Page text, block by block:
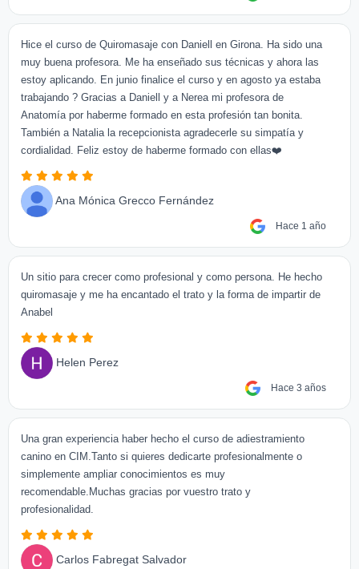
Hice el curso de Quiromasaje con Daniell en Girona. Ha sido una
muy buena profesora. Me ha enseñado sus técnicas y ahora las
estoy aplicando. En junio finalice el curso y en agosto ya estaba
trabajando ? Gracias a Daniell y a Nerea mi profesora de
Anatomía por haberme formado en esta profesión tan bonita.
También a Natalia la recepcionista agradecerle su simpatía y
cordialidad. Feliz estoy de haberme formado con ellas❤️
Ana Mónica Grecco Fernández
Hace 1 año
Un sitio para crecer como profesional y como persona. He hecho
quiromasaje y me ha encantado el trato y la forma de impartir de
Anabel
Helen Perez
Hace 3 años
Una gran experiencia haber hecho el curso de adiestramiento
canino en CIM.Tanto si quieres dedicarte profesionalmente o
simplemente ampliar conocimientos es muy
recomendable.Muchas gracias por vuestro trato y
profesionalidad.
Carlos Fabregat Salvador